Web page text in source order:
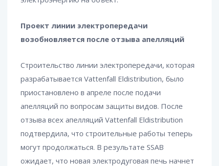
Проект линии электропередачи
возобновляется после отзыва апелляций
Строительство линии электропередачи, которая
разрабатывается Vattenfall Eldistribution, было
приостановлено в апреле после подачи
апелляций по вопросам защиты видов. После
отзыва всех апелляций Vattenfall Eldistribution
подтвердила, что строительные работы теперь
могут продолжаться. В результате SSAB
ожидает, что новая электродуговая печь начнет